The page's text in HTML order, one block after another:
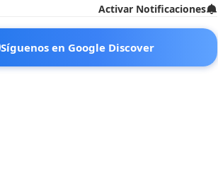
Activar Notificaciones
Síguenos en Google Discover